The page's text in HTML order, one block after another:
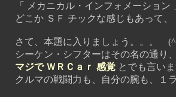
「 メカニカル・インフォメーション
どこか ＳＦ チックな感じもあって、
さて、本題に入りましょう。。。
シーケン・シフターはその名の通り、
マジで ＷＲＣａｒ 感覚 とでも言い
クルマの戦闘力も、自分の腕も、１